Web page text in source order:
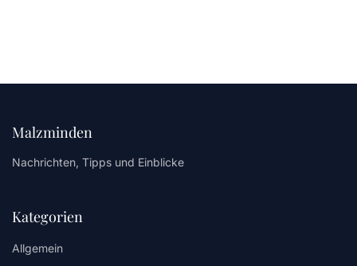
Malzminden
Nachrichten, Tipps und Einblicke
Kategorien
Allgemein